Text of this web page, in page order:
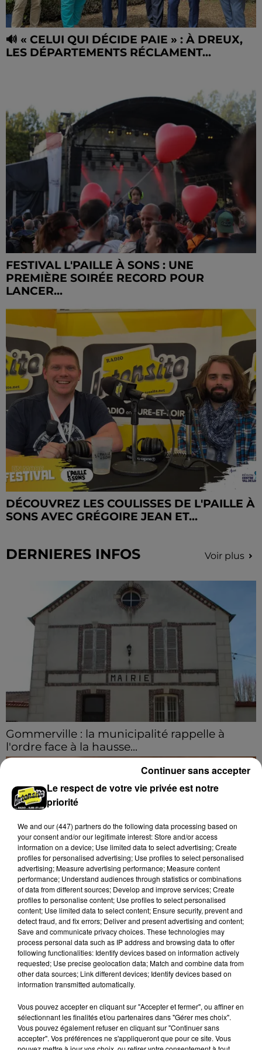
🔊 « CELUI QUI DÉCIDE PAIE » : À DREUX,
LES DÉPARTEMENTS RÉCLAMENT...
FESTIVAL L'PAILLE À SONS : UNE
PREMIÈRE SOIRÉE RECORD POUR
LANCER...
DÉCOUVREZ LES COULISSES DE L'PAILLE À
SONS AVEC GRÉGOIRE JEAN ET...
DERNIERES INFOS Voir plus
Gommerville : la municipalité rappelle à
l'ordre face à la hausse...
Incrustation de déchets, déjections sur les sites
symboliques et temps communal gaspillé : face à la
hausse des incivilités, la mairie de Gommerville
hausse...
Loir-et-Cher : un pyromane interpellé grâce
au sang-froid des...
Samedi 25 juillet, plus d'une dizaine de feux de
champs et de sous-bois ont été déclenchés dans le
secteur de Fontaine-les-Côteaux, Montoire et Lunay.
Grâce...
A LA UNE
Le respect de votre vie privée est notre
priorité
We and our (447) partnersdo the following data processing based on
your consent and/or our legitimate interest: Store and/or access
information on a device; Use limited data to select advertising; Create
profiles for personalised advertising; Use profiles to select personalised
advertising; Measure advertising performance; Measure content
performance; Understand audiences through statistics or combinations
of data from different sources; Develop and improve services; Create
profiles to personalise content; Use profiles to select personalised
content; Use limited data to select content; Ensure security, prevent and
detect fraud, and fix errors; Deliver and present advertising and content;
Save and communicate privacy choices. These technologies may
process personal data such as IP address and browsing data to offer
following functionalities: Identify devices based on information actively
requested; Use precise geolocation data; Match and combine data from
other data sources; Link different devices; Identify devices based on
information transmitted automatically.
Vous pouvez accepter en cliquant sur "Accepter et fermer", ou affiner en
sélectionnant les finalités et/ou partenaires dans "Gérer mes choix".
Vous pouvez également refuser en cliquant sur "Continuer sans
accepter". Vos préférences ne s'appliqueront que pour ce site. Vous
Continuer sans accepter